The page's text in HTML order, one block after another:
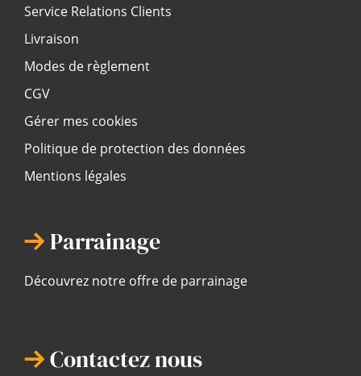
Service Relations Clients
Livraison
Modes de règlement
CGV
Gérer mes cookies
Politique de protection des données
Mentions légales
Parrainage
Découvrez notre offre de parrainage
Contactez nous